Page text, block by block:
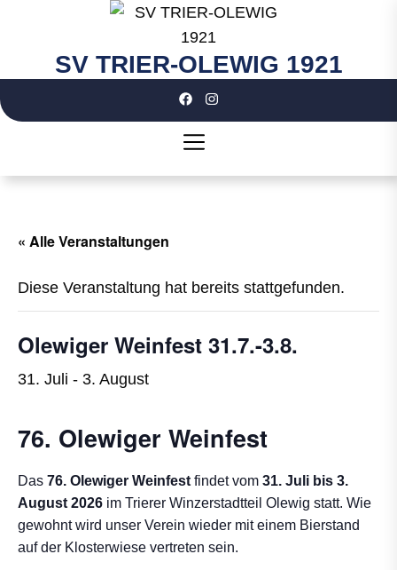
content
SV
1921
SV TRIER-OLEWIG 1921
« Alle Veranstaltungen
Diese Veranstaltung hat bereits stattgefunden.
Olewiger Weinfest 31.7.-3.8.
31. Juli - 3. August
76. Olewiger Weinfest
Das 76. Olewiger Weinfest findet vom 31. Juli bis 3.
August 2026 im Trierer Winzerstadtteil Olewig statt. Wie
gewohnt wird unser Verein wieder mit einem Bierstand
auf der Klosterwiese vertreten sein.